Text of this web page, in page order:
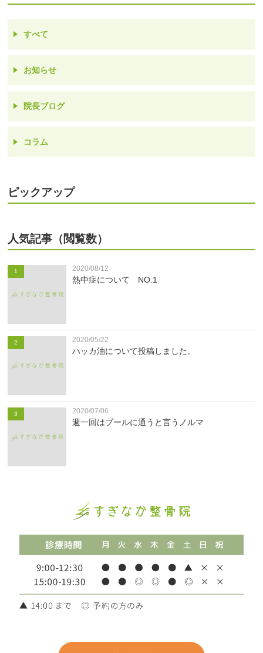
すべて
お知らせ
院長ブログ
コラム
ピックアップ
人気記事（閲覧数）
1 2020/08/12
熱中症について NO.1
2 2020/05/22
ハッカ油について投稿しました。
3 2020/07/06
週一回はプールに通うと言うノルマ